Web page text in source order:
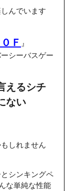
んでいます
Ｆ 』
シーバスゲー
えるシチ
ない
しれません
シンキングペ
な単純な性能